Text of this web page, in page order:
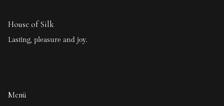
House of Silk
Lasting, pleasure and joy.
Menü